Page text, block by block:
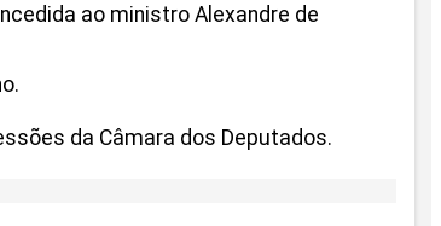
ao ministro Alexandre de
da Câmara dos Deputados.